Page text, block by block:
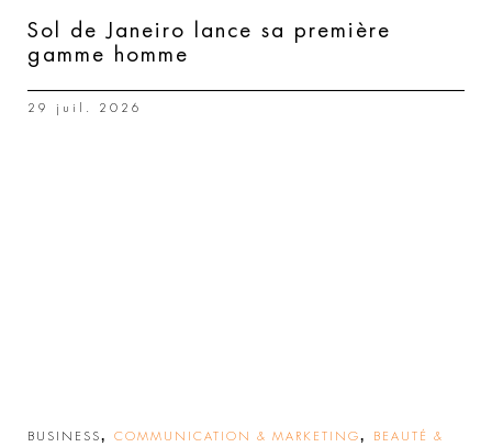
Sol de Janeiro lance sa première
gamme homme
29 juil. 2026
BUSINESS, COMMUNICATION & MARKETING, BEAUTÉ &